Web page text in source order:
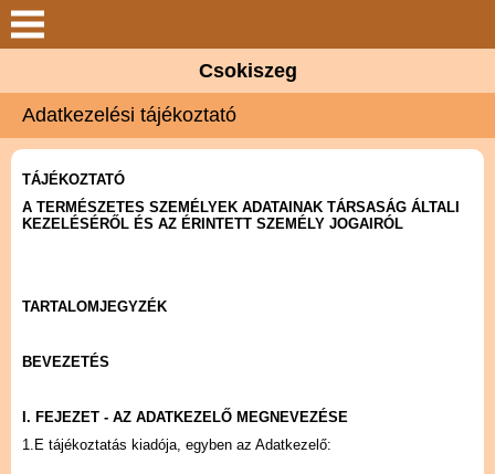
Keresés
Csokiszeg
Elérhetőségek
Termékek
Galéria
Csokiszeg
Adatkezelési tájékoztató
TÁJÉKOZTATÓ
A TERMÉSZETES SZEMÉLYEK ADATAINAK TÁRSASÁG ÁLTALI
KEZELÉSÉRŐL ÉS AZ ÉRINTETT SZEMÉLY JOGAIRÓL
TARTALOMJEGYZÉK
BEVEZETÉS
I. FEJEZET - AZ ADATKEZELŐ MEGNEVEZÉSE
1.E tájékoztatás kiadója, egyben az Adatkezelő: